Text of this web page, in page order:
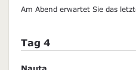
Am Abend erwartet Sie das
Tag 4